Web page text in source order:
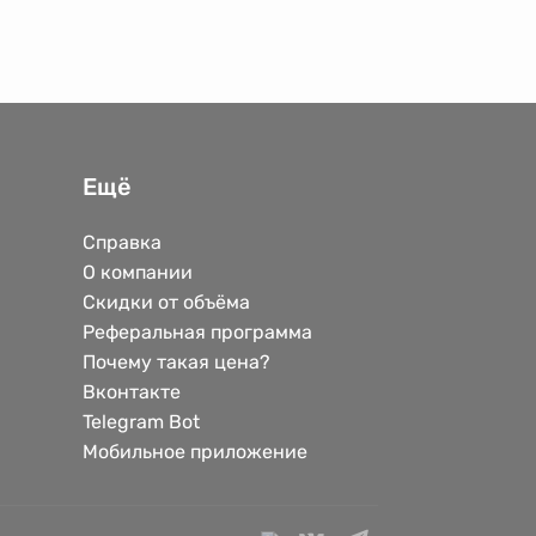
Ещё
Справка
О компании
Скидки от объёма
Реферальная программа
Почему такая цена?
Вконтакте
Telegram Bot
Мобильное приложение